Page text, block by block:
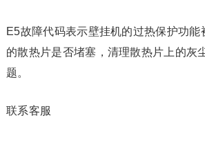
E5故障代码表示壁挂机的过热保护功能
的散热片是否堵塞，清理散热片上的灰
题。
联系客服